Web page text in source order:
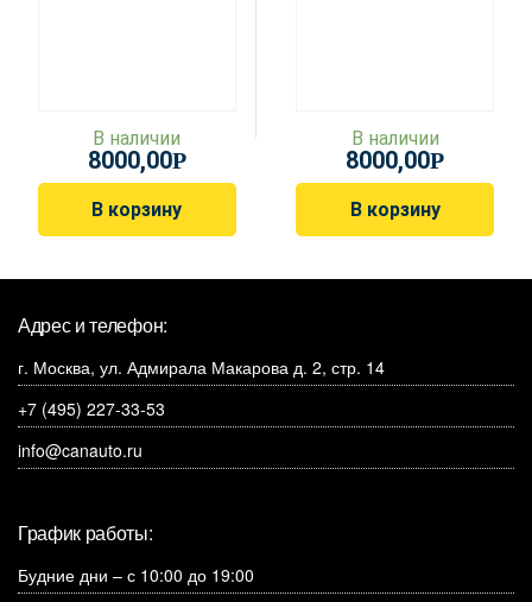
В наличии
8000,00Р
В корзину
В наличии
8000,00Р
В корзину
Адрес и телефон:
г. Москва, ул. Адмирала Макарова д. 2, стр. 14
+7 (495) 227-33-53
info@canauto.ru
График работы:
Будние дни – с 10:00 до 19:00